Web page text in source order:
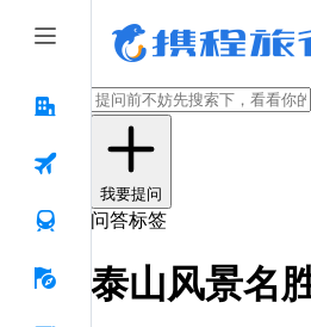
我要提问
问答标签
泰山风景名